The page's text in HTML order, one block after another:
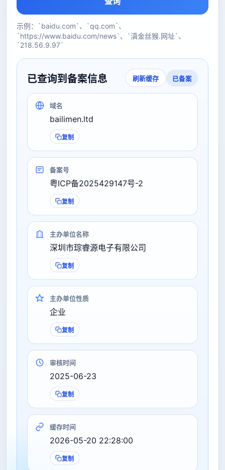
示例：`baidu.com`、`qq.com`、
`https://www.baidu.com/news`、`滇金丝猴.网址`、
`218.56.9.97`
已查询到备案信息 刷新缓存 已备案
域名
bailimen.ltd
复制
备案号
粤ICP备2025429147号-2
复制
主办单位名称
深圳市琮睿源电子有限公司
复制
主办单位性质
企业
复制
审核时间
2025-06-23
复制
缓存时间
2026-05-20 22:28:00
复制